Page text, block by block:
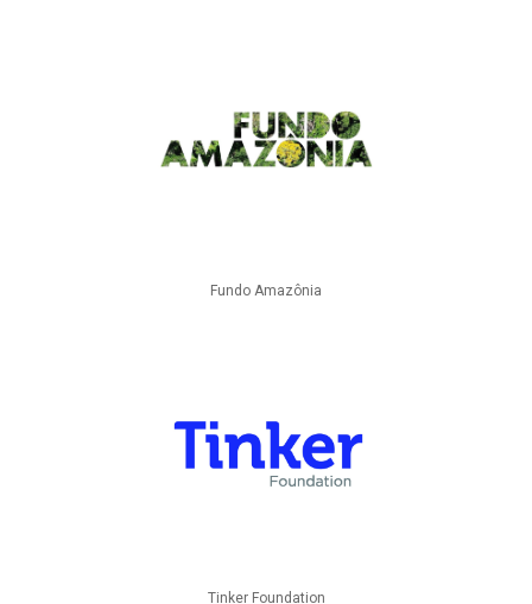
Fundo Amazônia
Tinker Foundation